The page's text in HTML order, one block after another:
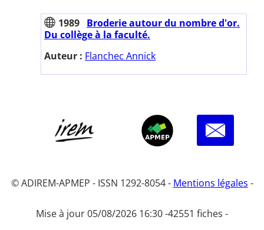
1989 Broderie autour du nombre d'or.
Du collège à la faculté.
Auteur : Flanchec Annick
© ADIREM-APMEP - ISSN 1292-8054 - Mentions légales -
Mise à jour 05/08/2026 16:30 -42551 fiches -